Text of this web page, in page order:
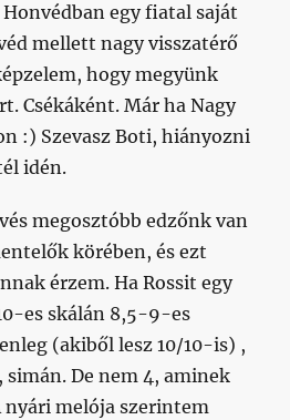
egy fiatal saját
mellett nagy visszatérő
hogy megyünk
Csékáként. Már ha Nagy
:) Szevasz Boti, hiányozni
idén.
megosztóbb edzőnk van
körében, és ezt
érzem. Ha Rossit egy
es skálán 8,5-9-es
(akiből lesz 10/10-is) ,
De nem 4, aminek
melója szerintem